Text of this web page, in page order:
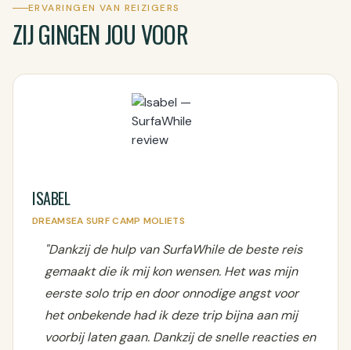
ERVARINGEN VAN REIZIGERS
ZIJ GINGEN JOU VOOR
ISABEL
DREAMSEA SURF CAMP MOLIETS
"Dankzij de hulp van SurfaWhile de beste reis
gemaakt die ik mij kon wensen. Het was mijn
eerste solo trip en door onnodige angst voor
het onbekende had ik deze trip bijna aan mij
voorbij laten gaan. Dankzij de snelle reacties en